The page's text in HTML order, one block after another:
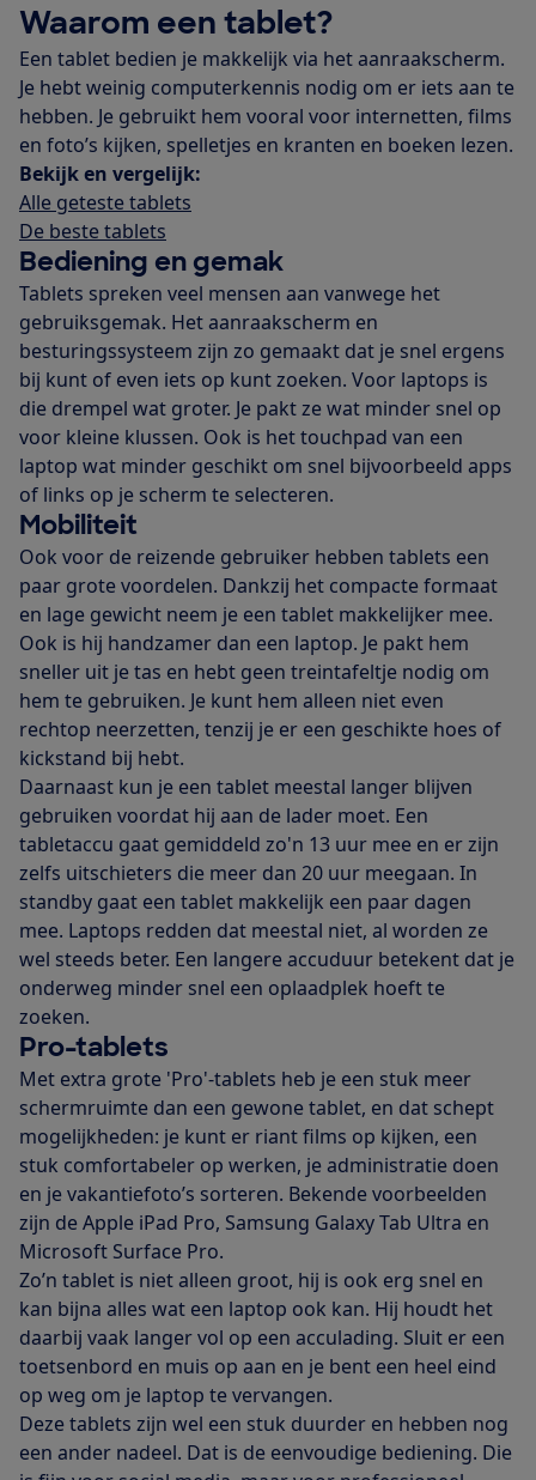
Waarom een tablet?
Een tablet bedien je makkelijk via het aanraakscherm.
Je hebt weinig computerkennis nodig om er iets aan te
hebben. Je gebruikt hem vooral voor internetten, films
en foto’s kijken, spelletjes en kranten en boeken lezen.
Bekijk en vergelijk:
Alle geteste tablets
De beste tablets
Bediening en gemak
Tablets spreken veel mensen aan vanwege het
gebruiksgemak. Het aanraakscherm en
besturingssysteem zijn zo gemaakt dat je snel ergens
bij kunt of even iets op kunt zoeken. Voor laptops is
die drempel wat groter. Je pakt ze wat minder snel op
voor kleine klussen. Ook is het touchpad van een
laptop wat minder geschikt om snel bijvoorbeeld apps
of links op je scherm te selecteren.
Mobiliteit
Ook voor de reizende gebruiker hebben tablets een
paar grote voordelen. Dankzij het compacte formaat
en lage gewicht neem je een tablet makkelijker mee.
Ook is hij handzamer dan een laptop. Je pakt hem
sneller uit je tas en hebt geen treintafeltje nodig om
hem te gebruiken. Je kunt hem alleen niet even
rechtop neerzetten, tenzij je er een geschikte hoes of
kickstand bij hebt.
Daarnaast kun je een tablet meestal langer blijven
gebruiken voordat hij aan de lader moet. Een
tabletaccu gaat gemiddeld zo'n 13 uur mee en er zijn
zelfs uitschieters die meer dan 20 uur meegaan. In
standby gaat een tablet makkelijk een paar dagen
mee. Laptops redden dat meestal niet, al worden ze
wel steeds beter. Een langere accuduur betekent dat je
onderweg minder snel een oplaadplek hoeft te
zoeken.
Pro-tablets
Met extra grote 'Pro'-tablets heb je een stuk meer
schermruimte dan een gewone tablet, en dat schept
mogelijkheden: je kunt er riant films op kijken, een
stuk comfortabeler op werken, je administratie doen
en je vakantiefoto’s sorteren. Bekende voorbeelden
zijn de Apple iPad Pro, Samsung Galaxy Tab Ultra en
Microsoft Surface Pro.
Zo’n tablet is niet alleen groot, hij is ook erg snel en
kan bijna alles wat een laptop ook kan. Hij houdt het
daarbij vaak langer vol op een acculading. Sluit er een
toetsenbord en muis op aan en je bent een heel eind
op weg om je laptop te vervangen.
Deze tablets zijn wel een stuk duurder en hebben nog
een ander nadeel. Dat is de eenvoudige bediening. Die